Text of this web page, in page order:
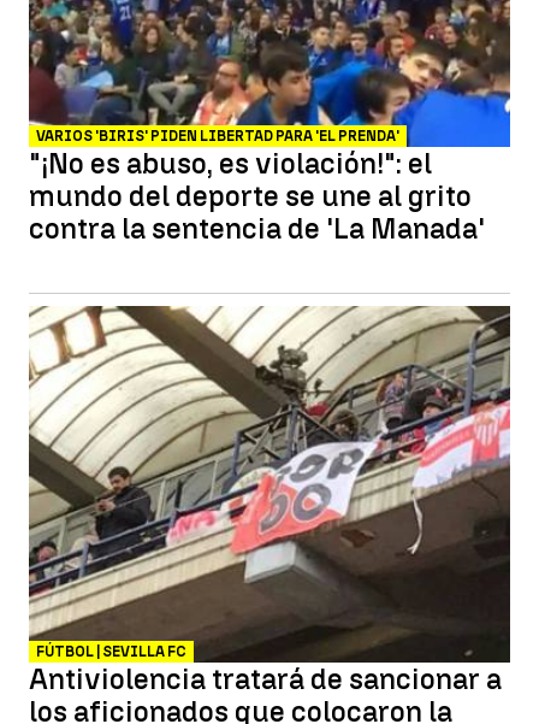
VARIOS 'BIRIS' PIDEN LIBERTAD PARA 'EL PRENDA'
"¡No es abuso, es violación!": el
mundo del deporte se une al grito
contra la sentencia de 'La Manada'
FÚTBOL | SEVILLA FC
Antiviolencia tratará de sancionar a
los aficionados que colocaron la